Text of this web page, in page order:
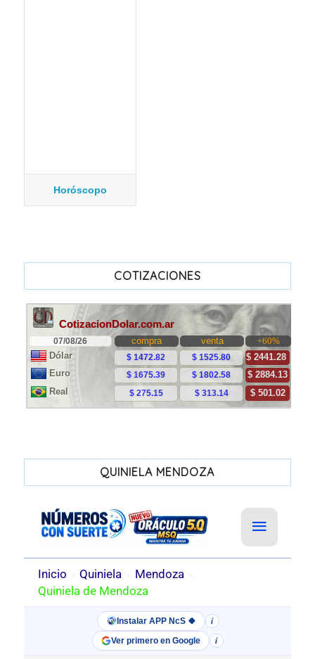
Horóscopo
COTIZACIONES
QUINIELA MENDOZA